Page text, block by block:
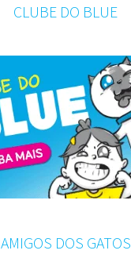
CLUBE DO BLUE
AMIGOS DOS GATOS